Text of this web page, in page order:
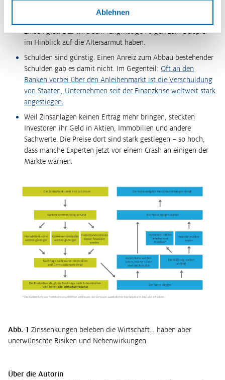
Ablehnen
Es entstanden aber auch negative Folgen:
Zinsen gibt. Das wird sehr langfristige Folgen zum Beispiel
im Hinblick auf die Altersarmut haben.
Schulden sind günstig. Einen Anreiz zum Abbau bestehender
Schulden gab es damit nicht. Im Gegenteil: Oft an den
Banken vorbei über den Anleihenmarkt ist die Verschuldung
von Staaten, Unternehmen seit der Finanzkrise weltweit stark
angestiegen.
Weil Zinsanlagen keinen Ertrag mehr bringen, steckten
Investoren ihr Geld in Aktien, Immobilien und andere
Sachwerte. Die Preise dort sind stark gestiegen – so hoch,
dass manche Experten jetzt vor einem Crash an einigen der
Märkte warnen.
Abb. 1 Zinssenkungen beleben die Wirtschaft… haben aber
unerwünschte Risiken und Nebenwirkungen
Über die Autorin